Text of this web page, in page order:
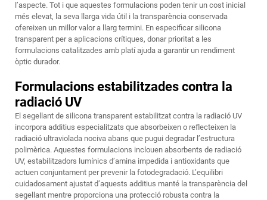
l’aspecte. Tot i que aquestes formulacions poden tenir un cost inicial
més elevat, la seva llarga vida útil i la transparència conservada
ofereixen un millor valor a llarg termini. En especificarsilicona
transparent per a aplicacions crítiques, donar prioritat a les
formulacions catalitzades amb platí ajuda a garantir un rendiment
òptic durador.
Formulacions estabilitzades contra la
radiació UV
El segellant de silicona transparent estabilitzat contra la radiació UV
incorpora additius especialitzats que absorbeixen o reflecteixen la
radiació ultraviolada nociva abans que pugui degradar l’estructura
polimèrica. Aquestes formulacions inclouen absorbents de radiació
UV, estabilitzadors lumínics d’amina impedida i antioxidants que
actuen conjuntament per prevenir la fotodegradació. L’equilibri
cuidadosament ajustat d’aquests additius manté la transparència del
segellant mentre proporciona una protecció robusta contra la